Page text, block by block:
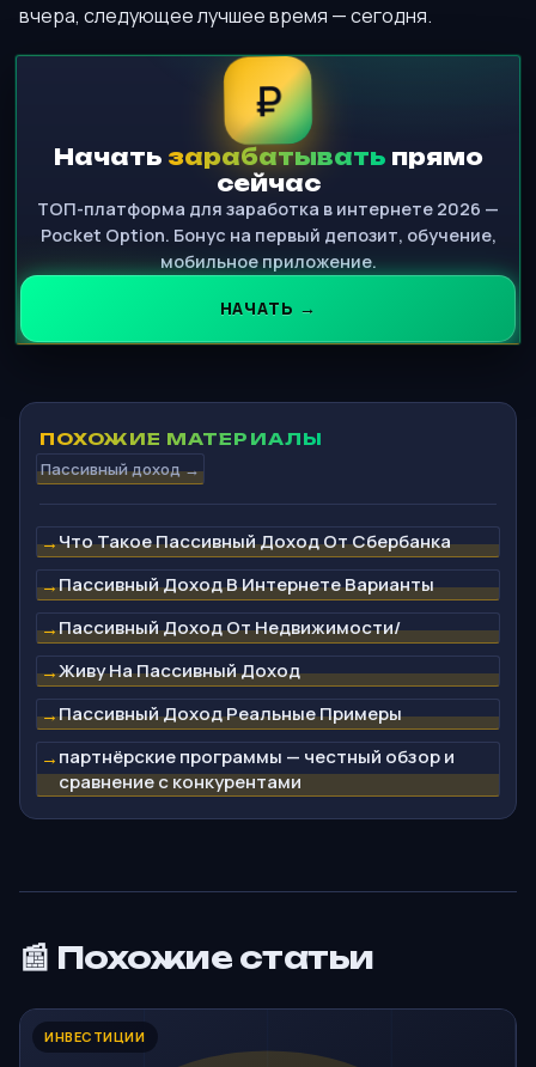
вчера, следующее лучшее время — сегодня.
₽
Начать зарабатывать прямо
сейчас
ТОП-платформа для заработка в интернете 2026 —
Pocket Option. Бонус на первый депозит, обучение,
мобильное приложение.
НАЧАТЬ →
ПОХОЖИЕ МАТЕРИАЛЫ
Пассивный доход →
→Что Такое Пассивный Доход От Сбербанка
→Пассивный Доход В Интернете Варианты
→Пассивный Доход От Недвижимости/
→Живу На Пассивный Доход
→Пассивный Доход Реальные Примеры
→партнёрские программы — честный обзор и
сравнение с конкурентами
📰 Похожие статьи
ИНВЕСТИЦИИ